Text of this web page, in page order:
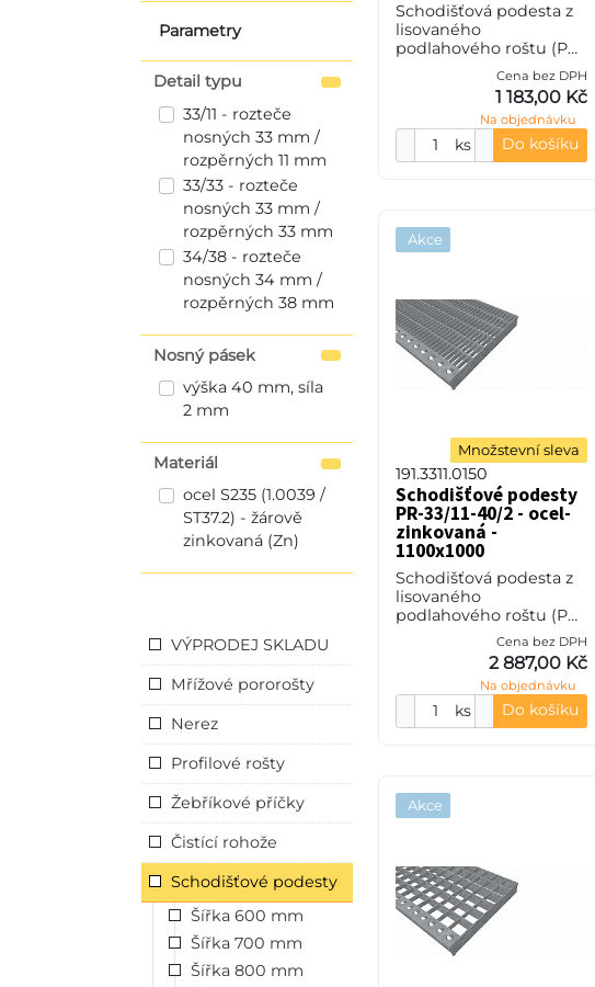
Parametry
Detail typu
33/11 - rozteče
nosných 33 mm /
rozpěrných 11 mm
33/33 - rozteče
nosných 33 mm /
rozpěrných 33 mm
34/38 - rozteče
nosných 34 mm /
rozpěrných 38 mm
Nosný pásek
výška 40 mm, síla
2 mm
Materiál
ocel S235 (1.0039 /
ST37.2) - žárově
zinkovaná (Zn)
VÝPRODEJ SKLADU
Mřížové pororošty
Nerez
Profilové rošty
Žebříkové příčky
Čistící rohože
Schodišťové podesty
Šířka 600 mm
Šířka 700 mm
Šířka 800 mm
Schodišťová podesta z
lisovaného
podlahového roštu (PR),
33/11 - rozteče nosných
33 mm / rozpěrných 11
mm, výška 40 mm, síla
2 mm, ocel S235JR
(ST37.2
Cena bez DPH
1 183,00 Kč
Na objednávku
ks Do košíku
Akce
Množstevní sleva
191.3311.0150
Schodišťové podesty
PR-33/11-40/2 - ocel-
zinkovaná -
1100x1000
Schodišťová podesta z
lisovaného
podlahového roštu (PR),
33/11 - rozteče nosných
33 mm / rozpěrných 11
mm, výška 40 mm, síla
2 mm, ocel S235JR
(ST37.2
Cena bez DPH
2 887,00 Kč
Na objednávku
ks Do košíku
Akce